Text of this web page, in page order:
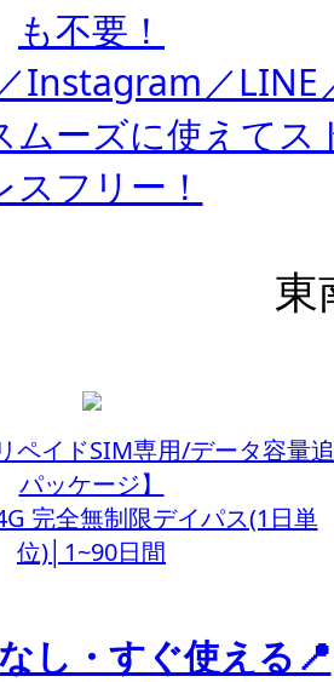
も不要！
Instagram／LINE
ムーズに使えてス
スフリー！
東
ペイドSIM専用/データ容量
パッケージ】
完全無制限デイパス(1日単
位)│1~90日間
し・すぐ使える📍